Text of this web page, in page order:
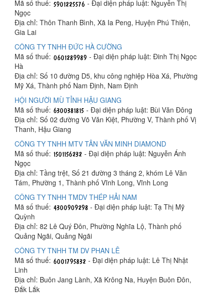
Mã số thuế:
- Đại diện pháp luật: Nguyễn Thị
Ngọc
Địa chỉ: Thôn Thanh Bình, Xã Ia Peng, Huyện Phú Thiện,
Gia Lai
CÔNG TY TNHH ĐỨC HÀ CƯỜNG
Mã số thuế:
- Đại diện pháp luật: Đinh Thị Ngọc
Hà
Địa chỉ: Số 10 đường D5, khu công nghiệp Hòa Xá, Phường
Mỹ Xá, Thành phố Nam Định, Nam Định
HỘI NGƯỜI MÙ TỈNH HẬU GIANG
Mã số thuế:
- Đại diện pháp luật: Bùi Văn Đông
Địa chỉ: Số 02 đường Võ Văn Kiệt, Phường V, Thành phố Vị
Thanh, Hậu Giang
CÔNG TY TNHH MTV TÂN VĂN MINH DIAMOND
Mã số thuế:
- Đại diện pháp luật: Nguyễn Ánh
Ngọc
Địa chỉ: Tầng trệt, Số 21 đường 3 tháng 2, khóm Lê Văn
Tám, Phường 1, Thành phố Vĩnh Long, Vĩnh Long
CÔNG TY TNHH TMDV THÉP HẢI NAM
Mã số thuế:
- Đại diện pháp luật: Tạ Thị Mỹ
Quỳnh
Địa chỉ: 82 Lê Quý Đôn, Phường Nghĩa Lộ, Thành phố
Quảng Ngãi, Quảng Ngãi
CÔNG TY TNHH TM DV PHAN LÊ
Mã số thuế:
- Đại diện pháp luật: Lê Thị Nhật
Linh
Địa chỉ: Buôn Jang Lành, Xã Krông Na, Huyện Buôn Đôn,
Đắk Lắk